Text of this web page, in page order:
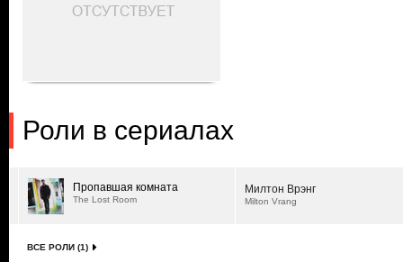
Роли в сериалах
Пропавшая комната
The Lost Room
Милтон Врэнг
Milton Vrang
ВСЕ РОЛИ (1)